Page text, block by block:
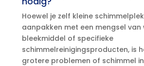
Hoewel je zelf kleine
aanpakken met een mengsel van
bleekmiddel of specifieke
schimmelreinigingsproducten, is
grotere problemen of schimmel